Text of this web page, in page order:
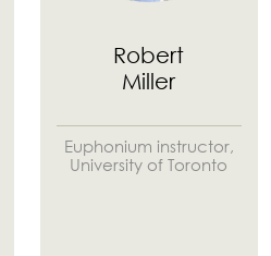
Robert
Miller
Euphonium instructor,
University of Toronto